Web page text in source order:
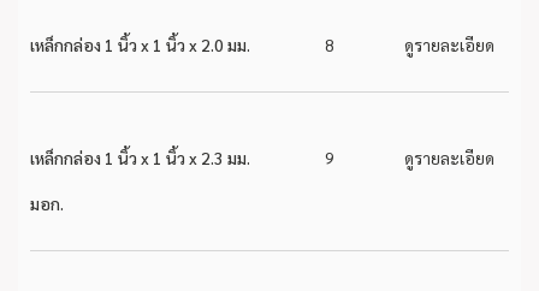
เหล็กกล่อง 1 นิ้ว x 1 นิ้ว x 2.0 มม. 8 ดูรายละเอียด
เหล็กกล่อง 1 นิ้ว x 1 นิ้ว x 2.3 มม.
มอก.
9 ดูรายละเอียด